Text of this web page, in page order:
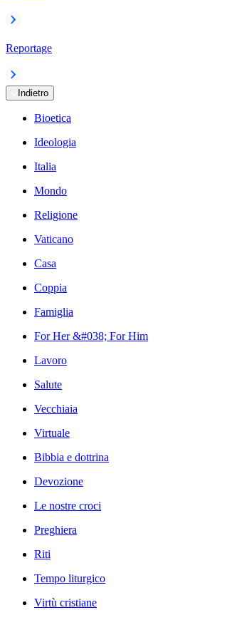
Reportage
Indietro
Bioetica
Ideologia
Italia
Mondo
Religione
Vaticano
Casa
Coppia
Famiglia
For Her &#038; For Him
Lavoro
Salute
Vecchiaia
Virtuale
Bibbia e dottrina
Devozione
Le nostre croci
Preghiera
Riti
Tempo liturgico
Virtù cristiane